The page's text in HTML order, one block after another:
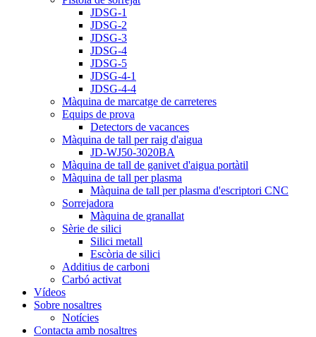
JDSG-1
JDSG-2
JDSG-3
JDSG-4
JDSG-5
JDSG-4-1
JDSG-4-4
Màquina de marcatge de carreteres
Equips de prova
Detectors de vacances
Màquina de tall per raig d'aigua
JD-WJ50-3020BA
Màquina de tall de ganivet d'aigua portàtil
Màquina de tall per plasma
Màquina de tall per plasma d'escriptori CNC
Sorrejadora
Màquina de granallat
Sèrie de silici
Silici metall
Escòria de silici
Additius de carboni
Carbó activat
Vídeos
Sobre nosaltres
Notícies
Contacta amb nosaltres